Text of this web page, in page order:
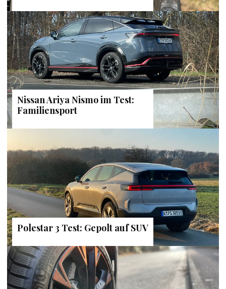
Nissan Ariya Nismo im Test:
Familiensport
Polestar 3 Test: Gepolt auf SUV